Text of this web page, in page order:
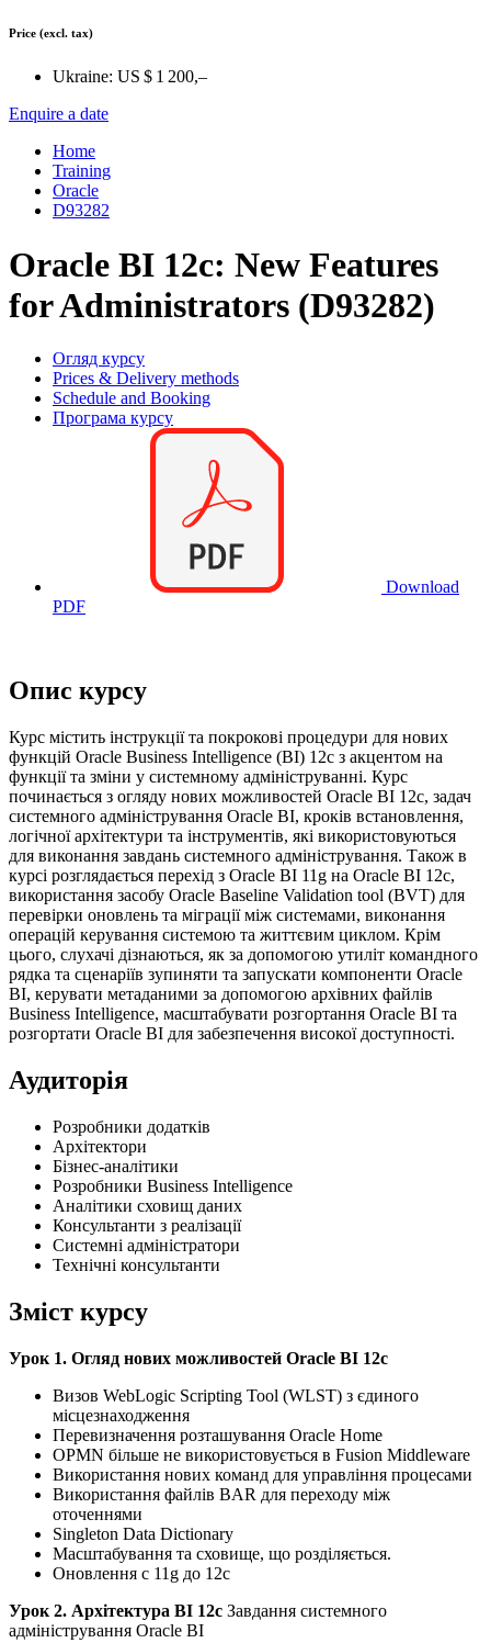
Price (excl. tax)
Ukraine: US $ 1 200,–
Enquire a date
Home
Training
Oracle
D93282
Oracle BI 12c: New Features
for Administrators (D93282)
Огляд курсу
Prices & Delivery methods
Schedule and Booking
Програма курсу
Download
PDF
Опис курсу
Курс містить інструкції та покрокові процедури для нових
функцій Oracle Business Intelligence (BI) 12c з акцентом на
функції та зміни у системному адмініструванні. Курс
починається з огляду нових можливостей Oracle BI 12c, задач
системного адміністрування Oracle BI, кроків встановлення,
логічної архітектури та інструментів, які використовуються
для виконання завдань системного адміністрування. Також в
курсі розглядається перехід з Oracle BI 11g на Oracle BI 12c,
використання засобу Oracle Baseline Validation tool (BVT) для
перевірки оновлень та міграції між системами, виконання
операцій керування системою та життєвим циклом. Крім
цього, слухачі дізнаються, як за допомогою утиліт командного
рядка та сценаріїв зупиняти та запускати компоненти Oracle
BI, керувати метаданими за допомогою архівних файлів
Business Intelligence, масштабувати розгортання Oracle BI та
розгортати Oracle BI для забезпечення високої доступності.
Аудиторія
Розробники додатків
Архітектори
Бізнес-аналітики
Розробники Business Intelligence
Аналітики сховищ даних
Консультанти з реалізації
Системні адміністратори
Технічні консультанти
Зміст курсу
Урок 1. Огляд нових можливостей Oracle BI 12c
Визов WebLogic Scripting Tool (WLST) з єдиного
місцезнаходження
Перевизначення розташування Oracle Home
OPMN більше не використовується в Fusion Middleware
Використання нових команд для управління процесами
Використання файлів BAR для переходу між
оточеннями
Singleton Data Dictionary
Масштабування та сховище, що розділяється.
Оновлення с 11g до 12c
Урок 2. Архітектура BI 12c Завдання системного
адміністрування Oracle BI